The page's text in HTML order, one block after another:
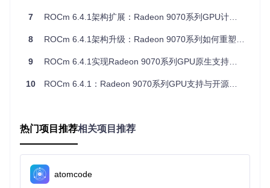
明确标注了Radeon 9070系列的支持状态和性能预期。
开发者实践指南：从环境配置到性能优化
验证硬件兼容性：三步完成系统配置
的 Mesa 驱动。
安装ROCm 6.4.1：通过官方软件源安装最新版本：
sudo
7 ROCm 6.4.1架构扩展：Radeon 9070系列GPU计算生态新突破
8 ROCm 6.4.1架构升级：Radeon 9070系列如何重塑开源计算生态
9 ROCm 6.4.1实现Radeon 9070系列GPU原生支持：架构解析与开发者指南
10 ROCm 6.4.1：Radeon 9070系列GPU支持与开源生态扩展
热门项目推荐相关项目推荐
atomcode